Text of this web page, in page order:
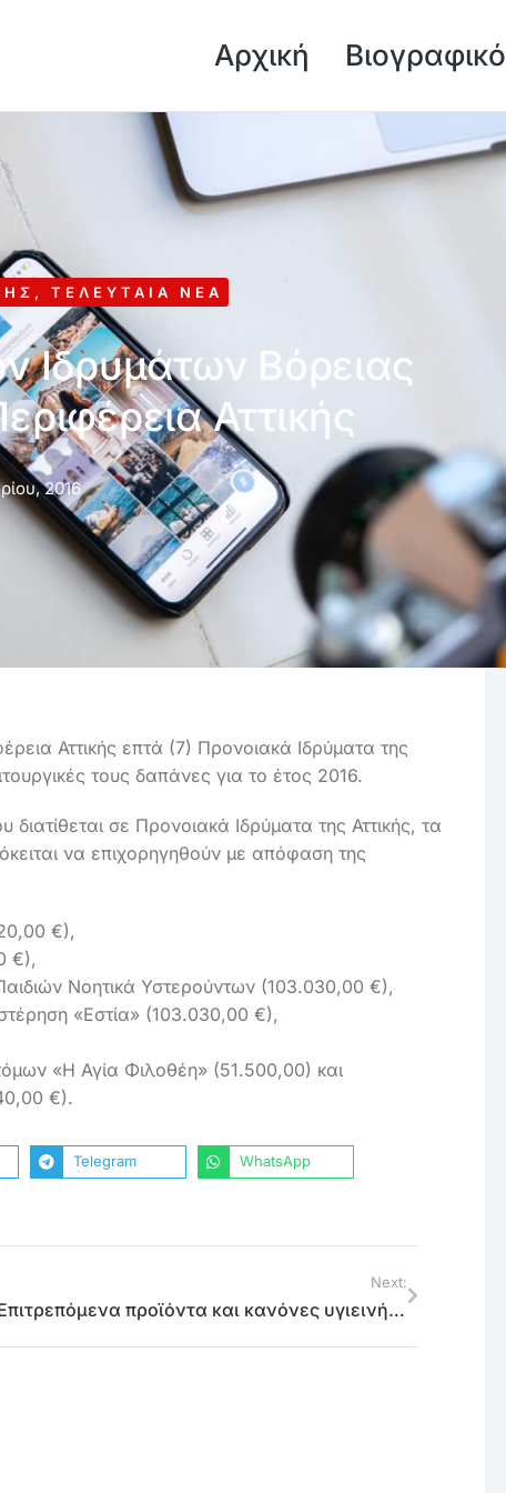
Αρχική Βιογραφικό
, ΤΕΛΕΥΤΑΊΑ ΝΈΑ
Ιδρυμάτων Βόρειας
Αττικής
2016
Αττικής επτά (7) Προνοιακά Ιδρύματα της
τους δαπάνες για το έτος 2016.
σε Προνοιακά Ιδρύματα της Αττικής, τα
να επιχορηγηθούν με απόφαση της
€),
€),
Νοητικά Υστερούντων (103.030,00 €),
«Εστία» (103.030,00 €),
«Η Αγία Φιλοθέη» (51.500,00) και
€).
Telegram WhatsApp
Next:
Επιτρεπόμενα προϊόντα και κανόνες υγιεινής στα σχολικά κυλικεία της Βόρειας Αθήνας